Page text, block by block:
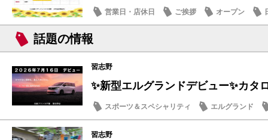
営業日・店休日 ご挨拶 オープン
話題の情報
習志野
✨新型エルグランドデビュー✨カタ
スポーツ＆スペシャリティ
エルグランド
話題の情報
習志野